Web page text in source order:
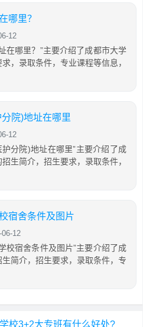
哪里？
12
在哪里？”主要介绍了成都市大学
，录取条件，专业课程等信息，
院)地址在哪里
12
分院)地址在哪里”主要介绍了成
生简介，招生要求，录取条件，
宿舍条件及图片
12
校宿舍条件及图片”主要介绍了成
简介，招生要求，录取条件，专
校3+2大专班有什么好处?